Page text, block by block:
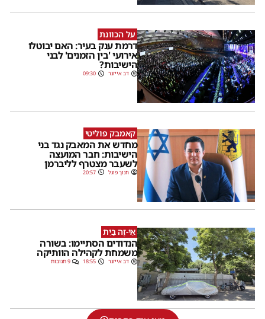
על הכוונת
דרמת ענק בעיר: האם יבוטלו
אירועי 'בין הזמנים' לבני
הישיבות?
דב אייזנר 09:30
קאמבק פוליטי
מחדש את המאבק נגד בני
הישיבות: חבר המועצה
לשעבר מצטרף לליברמן
חנוך פוגל 20:57
אֵי-זֶה בַּיִת
הנדודים הסתיימו: בשורה
משמחת לקהילה הוותיקה
דב אייזנר 18:55 9 תגובות